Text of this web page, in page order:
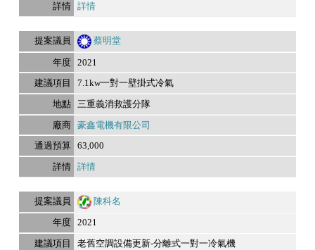
詳情
蔡明堂
2021
7.1kw一對一壁掛式冷氣
三重義消救護分隊
豪鑫電機有限公司
63,000
詳情
陳科名
2021
老舊空調設備更新-分離式一對一冷氣機